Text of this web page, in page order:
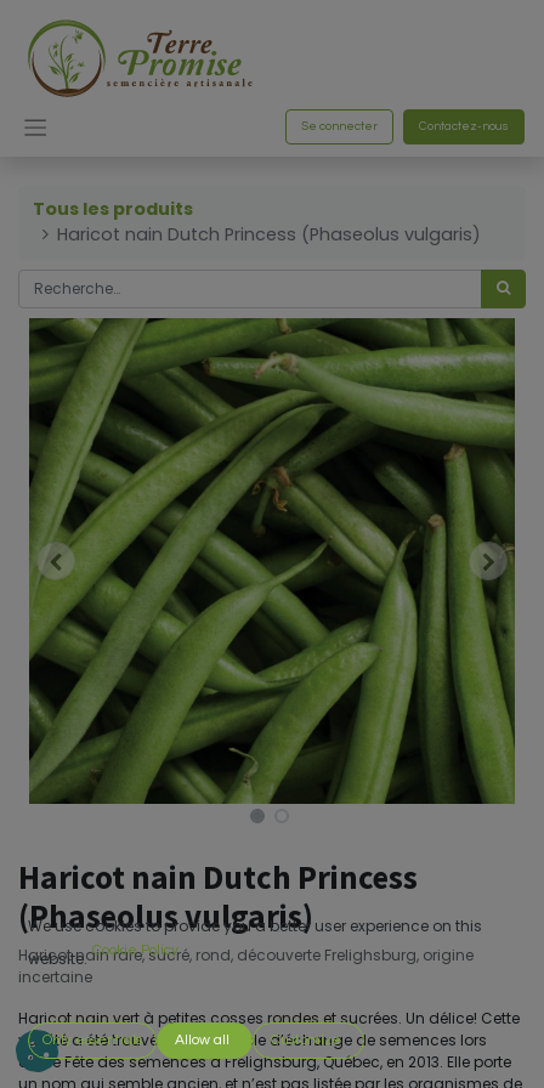
Se connecter Contactez-nous
Tous les produits
Haricot nain Dutch Princess (Phaseolus vulgaris)
Haricot nain Dutch Princess
(Phaseolus vulgaris)
Haricot nain rare, sucré, rond, découverte Frelighsburg, origine
incertaine
Haricot nain vert à petites cosses rondes et sucrées. Un délice! Cette
variété a été trouvée sur une table d’échange de semences lors
d’une Fête des semences à Frelighsburg, Québec, en 2013. Elle porte
un nom qui semble ancien, et n’est pas listée par les organismes de
We use cookies to provide you a better user experience on this
website. Cookie Policy
Only essentials Allow all Customize